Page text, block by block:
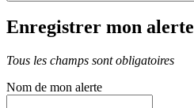
Enregistrer mon alerte
Tous les champs sont obligatoires
Nom de mon alerte